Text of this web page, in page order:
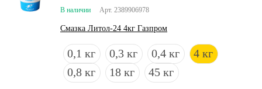
Арт. 2389906978
В наличии
Смазка Литол-24 4кг Газпром
0,1 кг 0,3 кг 0,4 кг
4 кг
0,8 кг
18 кг 45 кг